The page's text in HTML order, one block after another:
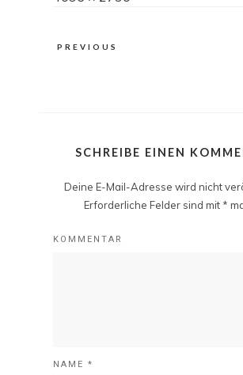
PREVIOUS
SCHREIBE EINEN
Deine E-Mail-Adresse wird nicht
Erforderliche Felder sind mit *
KOMMENTAR
NAME *